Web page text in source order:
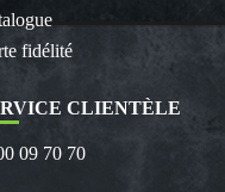
fidélité
CLIENTÈLE
09 70 70